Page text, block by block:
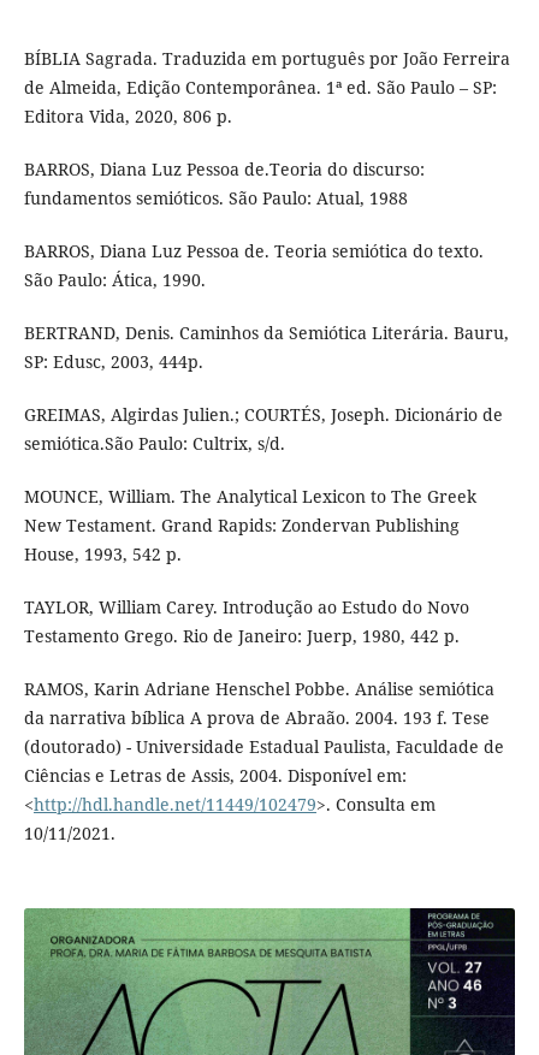
BÍBLIA Sagrada. Traduzida em português por João Ferreira
de Almeida, Edição Contemporânea. 1ª ed. São Paulo – SP:
Editora Vida, 2020, 806 p.
BARROS, Diana Luz Pessoa de.Teoria do discurso:
fundamentos semióticos. São Paulo: Atual, 1988
BARROS, Diana Luz Pessoa de. Teoria semiótica do texto.
São Paulo: Ática, 1990.
BERTRAND, Denis. Caminhos da Semiótica Literária. Bauru,
SP: Edusc, 2003, 444p.
GREIMAS, Algirdas Julien.; COURTÉS, Joseph. Dicionário de
semiótica.São Paulo: Cultrix, s/d.
MOUNCE, William. The Analytical Lexicon to The Greek
New Testament. Grand Rapids: Zondervan Publishing
House, 1993, 542 p.
TAYLOR, William Carey. Introdução ao Estudo do Novo
Testamento Grego. Rio de Janeiro: Juerp, 1980, 442 p.
RAMOS, Karin Adriane Henschel Pobbe. Análise semiótica
da narrativa bíblica A prova de Abraão. 2004. 193 f. Tese
(doutorado) - Universidade Estadual Paulista, Faculdade de
Ciências e Letras de Assis, 2004. Disponível em:
<http://hdl.handle.net/11449/102479>. Consulta em
10/11/2021.